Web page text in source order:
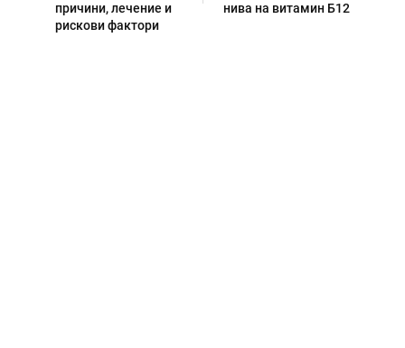
причини, лечение и
рискови фактори
нива на витамин Б12